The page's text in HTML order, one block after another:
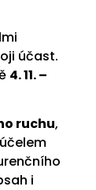
účast.
4. 11. –
ruchu,
i